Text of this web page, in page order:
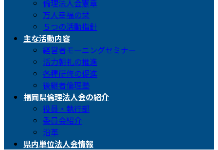
倫理法人会憲章
万人幸福の栞
５つの活動指針
主な活動内容
経営者モーニングセミナー
活力朝礼の推進
各種研修の促進
後継者倫理塾
福岡県倫理法人会の紹介
役員・執行部
委員会紹介
沿革
県内単位法人会情報